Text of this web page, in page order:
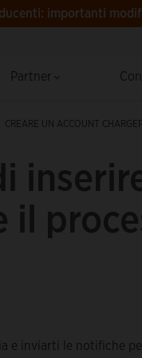
importanti
Partner
CREARE UN ACCOUNT
il
e inviarti le notifiche